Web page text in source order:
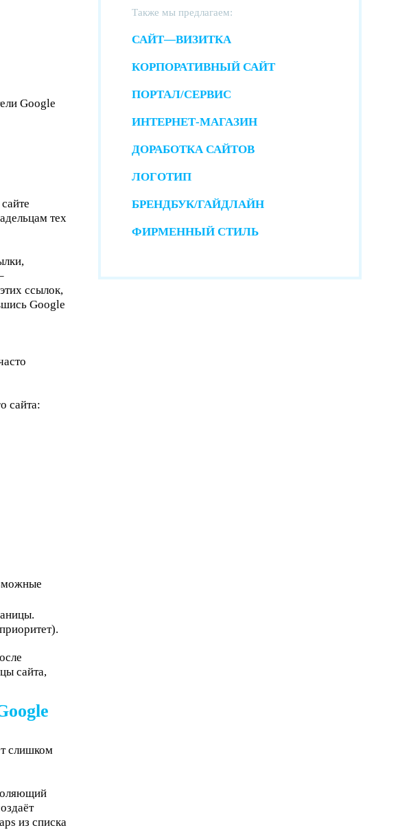
Google
тех
ссылок,
Google
сайта:
сайта,
слишком
из списка
Также мы предлагаем:
САЙТ—ВИЗИТКА
КОРПОРАТИВНЫЙ САЙТ
ПОРТАЛ/СЕРВИС
ИНТЕРНЕТ-МАГАЗИН
ДОРАБОТКА САЙТОВ
ЛОГОТИП
БРЕНДБУК/ГАЙДЛАЙН
ФИРМЕННЫЙ СТИЛЬ